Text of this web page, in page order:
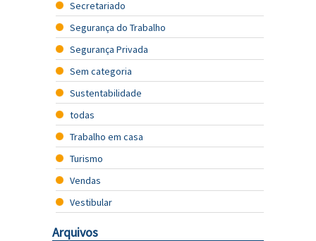
Secretariado
Segurança do Trabalho
Segurança Privada
Sem categoria
Sustentabilidade
todas
Trabalho em casa
Turismo
Vendas
Vestibular
Arquivos